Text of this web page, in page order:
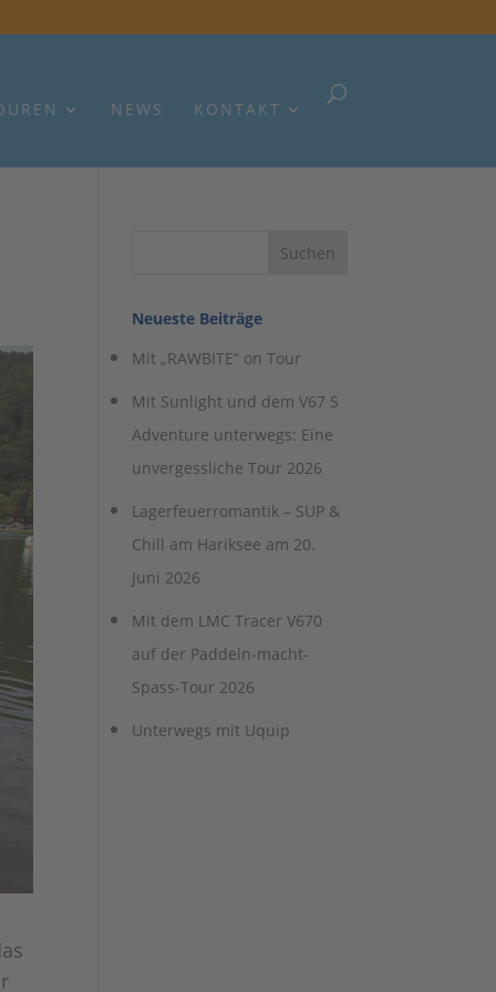
NEWS KONTAKT
Neueste Beiträge
Mit „RAWBITE“ on Tour
Mit Sunlight und dem V67 S
Adventure unterwegs: Eine
unvergessliche Tour 2026
Lagerfeuerromantik – SUP &
Chill am Hariksee am 20.
Juni 2026
Mit dem LMC Tracer V670
auf der Paddeln-macht-
Spass-Tour 2026
Unterwegs mit Uquip